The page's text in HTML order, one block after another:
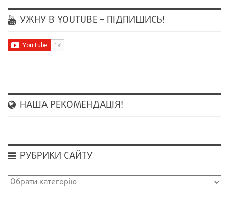
УЖНУ В YOUTUBE – ПІДПИШИСЬ!
НАША РЕКОМЕНДАЦІЯ!
РУБРИКИ САЙТУ
Рубрики